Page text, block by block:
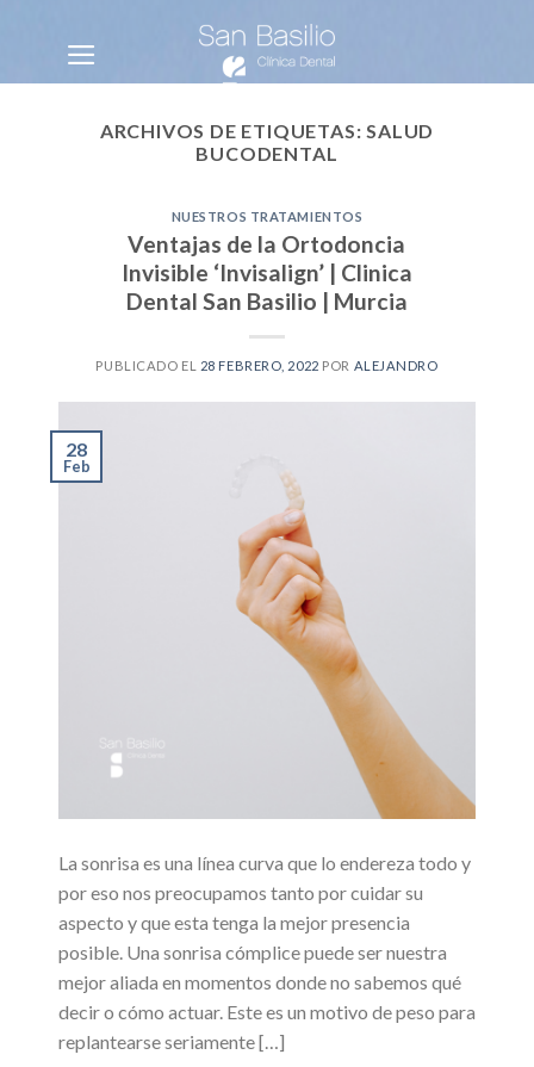
ARCHIVOS DE ETIQUETAS:SALUD
BUCODENTAL
NUESTROS TRATAMIENTOS
Ventajas de la Ortodoncia
Invisible ‘Invisalign’ | Clinica
Dental San Basilio | Murcia
PUBLICADO EL 28 FEBRERO, 2022 POR ALEJANDRO
28
Feb
La sonrisa es una línea curva que lo endereza todo y
por eso nos preocupamos tanto por cuidar su
aspecto y que esta tenga la mejor presencia
posible. Una sonrisa cómplice puede ser nuestra
mejor aliada en momentos donde no sabemos qué
decir o cómo actuar. Este es un motivo de peso para
replantearse seriamente […]